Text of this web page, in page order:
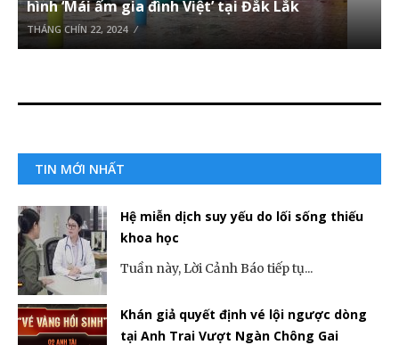
hình ‘Mái ấm gia đình Việt’ tại Đắk Lắk
THÁNG CHÍN 22, 2024
TIN MỚI NHẤT
Hệ miễn dịch suy yếu do lối sống thiếu
khoa học
Tuần này, Lời Cảnh Báo tiếp tụ...
Khán giả quyết định vé lội ngược dòng
tại Anh Trai Vượt Ngàn Chông Gai